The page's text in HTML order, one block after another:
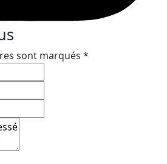
sont marqués *